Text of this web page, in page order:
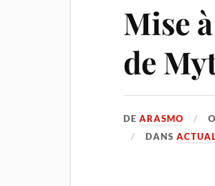
Mise
de
DEARASMO
DANS